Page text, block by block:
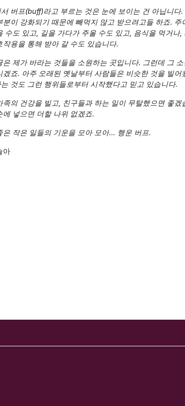
버프(buff)라고 부르는 것은 눈에 보이는 건 아닙니다
분이 강화되기 때문에 빼먹지 않고 받으려고들 하죠.
수도 있고, 길을 가다가 주울 수도 있고, 음식을 먹거나
작용을 통해 받아 갈 수도 있습니다.
은 제가 바라는 것들을 소원하는 곳입니다. 그런데 그
겠죠. 아주 오래된 옛날부터 사람들은 비슷한 것을 빌
것도 그런 행위들로부터 시작했다고 믿고 있습니다.
족의 건강을 빌고, 친구들과 하는 일이 무탈했으면 좋
에 넣으면 더할 나위 없겠죠.
은 작은 일들의 기운을 모아 모아… 행운 버프.
아